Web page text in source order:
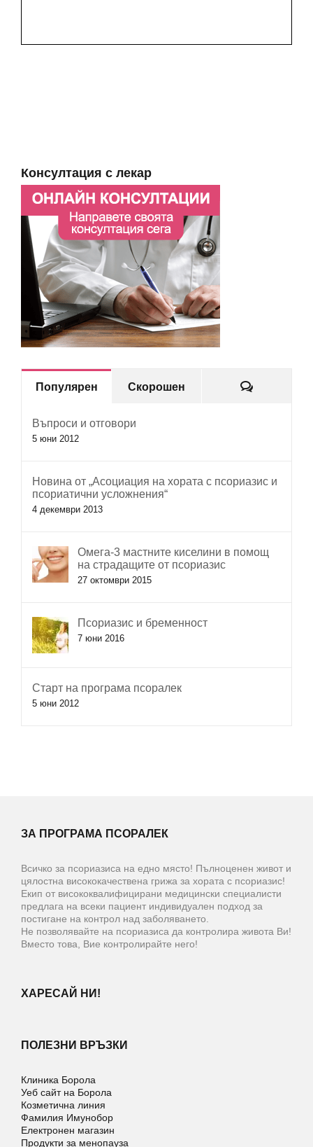
Консултация с лекар
Популярен Скорошен Коментари
Въпроси и отговори
5 юни 2012
Новина от „Асоциация на хората с псориазис и
псориатични усложнения“
4 декември 2013
Омега-3 мастните киселини в помощ
на страдащите от псориазис
27 октомври 2015
Псориазис и бременност
7 юни 2016
Старт на програма псоралек
5 юни 2012
ЗА ПРОГРАМА ПСОРАЛЕК
Всичко за псориазиса на едно място! Пълноценен живот и
цялостна висококачествена грижа за хората с псориазис!
Екип от висококвалифицирани медицински специалисти
предлага на всеки пациент индивидуален подход за
постигане на контрол над заболяването.
Не позволявайте на псориазиса да контролира живота Ви!
Вместо това, Вие контролирайте него!
ХАРЕСАЙ НИ!
ПОЛЕЗНИ ВРЪЗКИ
Клиника Борола
Уеб сайт на Борола
Козметична линия
Фамилия Имунобор
Електронен магазин
Продукти за менопауза